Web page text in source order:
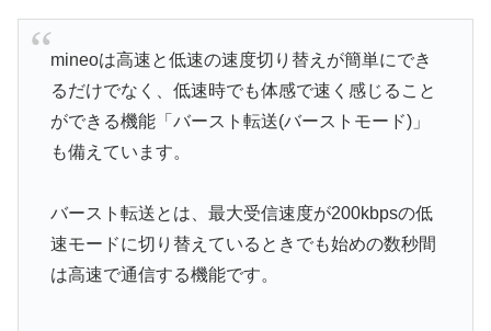
mineoは高速と低速の速度切り替えが簡単にでき
るだけでなく、低速時でも体感で速く感じること
ができる機能「バースト転送(バーストモード)」
も備えています。
バースト転送とは、最大受信速度が200kbpsの低
速モードに切り替えているときでも始めの数秒間
は高速で通信する機能です。